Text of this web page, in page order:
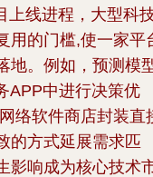
上线进程，大型科
用的门槛,使一家平
地。例如，预测模
APP中进行决策优
络软件商店封装直
的方式延展需求匹
影响成为核心技术